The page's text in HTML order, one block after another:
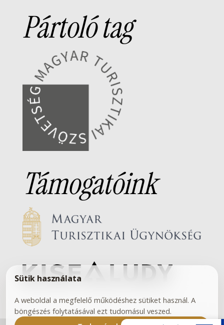
Pártoló tag
Támogatóink
Sütik használata
A weboldal a megfelelő működéshez sütiket használ. A
böngészés folytatásával ezt tudomásul veszed.